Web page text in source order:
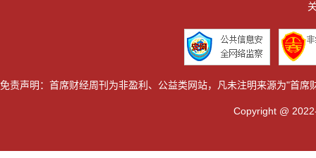
免责声明：首席财经周刊为非盈利、公益类网站，凡未注明来源为"首
Copyright @